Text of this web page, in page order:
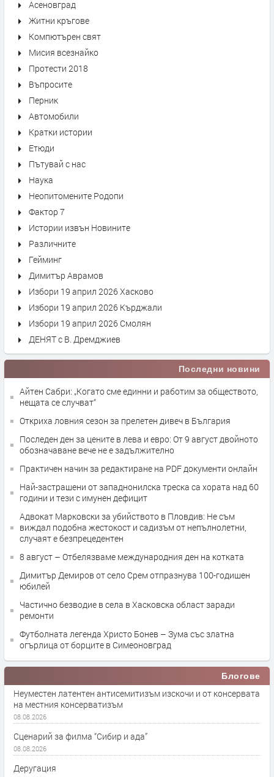
Асеновград
Житни кръгове
Компютърен свят
Мисия всезнайко
Протести 2018
Въпросите
Перник
Автомобили
Кратки истории
Етюди
Пътувай с нас
Наука
Неопитомените Родопи
Фактор 7
Истории извън Новините
Различните
Гейминг
Димитър Аврамов
Избори 19 април 2026 Хасково
Избори 19 април 2026 Кърджали
Избори 19 април 2026 Смолян
ДЕНЯТ с В. Дремджиев
Последни новини
Айтен Сабри: „Когато сме единни и работим за обществото,
нещата се случват“
Откриха ловния сезон за прелетен дивеч в България
Последен ден за цените в лева и евро: От 9 август двойното
обозначаване вече не е задължително
Практичен начин за редактиране на PDF документи онлайн
Най-застрашени от западнонилска треска са хората над 60
години и тези с имунен дефицит
Адвокат Марковски за убийството в Пловдив: Не съм
виждал подобна жестокост и садизъм от непълнолетни,
случаят е безпрецедентен
8 август – Отбелязваме международния ден на котката
Димитър Демиров от село Срем отпразнува 100-годишен
юбилей
Частично безводие в села в Хасковска област заради
ремонти
Футболната легенда Христо Бонев – Зума със златна
огърлица от борците в Симеоновград
Блогове
Неуместен латентен антисемитизъм изскочи и от консервата
на местния консерватизъм
08.08.2026
Сценарий за филма “Сибир и ада”
08.08.2026
Деругация